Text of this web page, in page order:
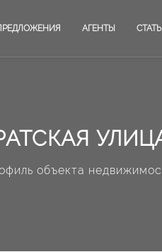
АГЕНТЫ
объекта